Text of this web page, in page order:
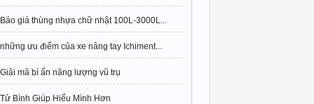
Báo giá thùng nhựa chữ nhật 100L-3000L...
những ưu điểm của xe nâng tay Ichiment...
Giải mã bí ẩn năng lượng vũ trụ
Tử Bình Giúp Hiểu Mình Hơn